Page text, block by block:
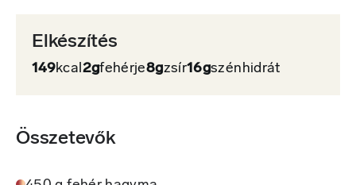
Elkészítés
149kcal 2gfehérje8gzsír16gszénhidrát
Összetevők